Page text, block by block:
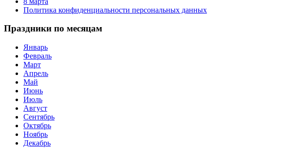
Политика конфиденциальности персональных данных
Праздники по месяцам
Январь
Февраль
Март
Апрель
Май
Июнь
Июль
Август
Сентябрь
Октябрь
Ноябрь
Декабрь